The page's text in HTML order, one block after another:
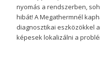
nyomás a rendszerben,
hibát! A Megathermnél
diagnosztikai eszközökkel
képesek lokalizálni a